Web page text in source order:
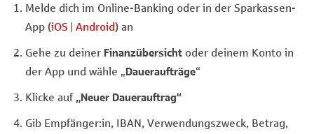
Melde dich im Online-Banking oder in der Sparkassen-
App (iOS | Android) an
Gehe zu deiner Finanzübersicht oder deinem Konto in
der App und wähle „Daueraufträge“
Klicke auf„Neuer Dauerauftrag“
Gib Empfänger:in, IBAN, Verwendungszweck, Betrag,